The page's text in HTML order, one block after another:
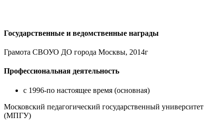
Государственные и ведомственные награды
Грамота СВОУО ДО города Москвы, 2014г
Профессиональная деятельность
с 1996-по настоящее время (основная)
Московский педагогический государственный университет
(МПГУ)